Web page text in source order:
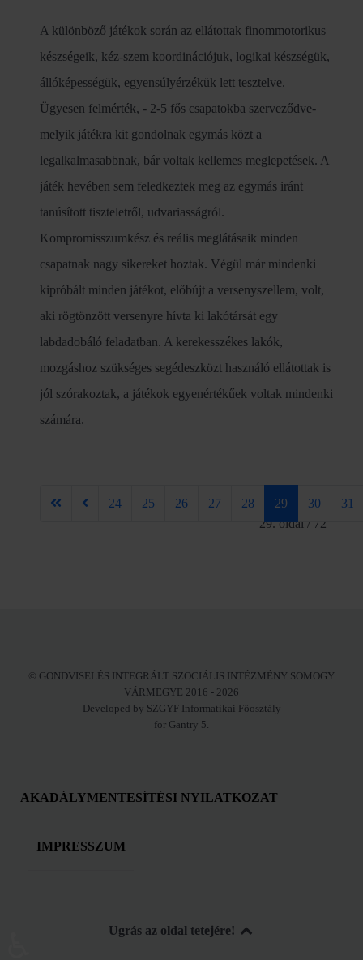
A különböző játékok során az ellátottak finommotorikus
készségeik, kéz-szem koordinációjuk, logikai készségük,
állóképességük, egyensúlyérzékük lett tesztelve.
Ügyesen felmérték, - 2-5 fős csapatokba szerveződve-
melyik játékra kit gondolnak egymás közt a
legalkalmasabbnak, bár voltak kellemes meglepetések. A
játék hevében sem feledkeztek meg az egymás iránt
tanúsított tiszteletről, udvariasságról.
Kompromisszumkész és reális meglátásaik minden
csapatnak nagy sikereket hoztak. Végül már mindenki
kipróbált minden játékot, előbújt a versenyszellem, volt,
aki rögtönzött versenyre hívta ki lakótársát egy
labdadobáló feladatban. A kerekesszékes lakók,
mozgáshoz szükséges segédeszközt használó ellátottak is
jól szórakoztak, a játékok egyenértékűek voltak mindenki
számára.
29. oldal / 72
24 25 26 27 28 29 30 31
© GONDVISELÉS INTEGRÁLT SZOCIÁLIS INTÉZMÉNY SOMOGY
VÁRMEGYE 2016 - 2026
Developed by SZGYF Informatikai Főosztály
for Gantry 5.
AKADÁLYMENTESÍTÉSI NYILATKOZAT
IMPRESSZUM
Ugrás az oldal tetejére!